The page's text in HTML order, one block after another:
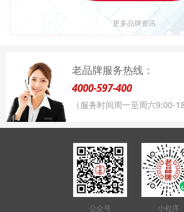
更多品牌资讯
老品牌服务热线：
4000-597-400
（服务时间周一至周六9:00-
公众号 小程序